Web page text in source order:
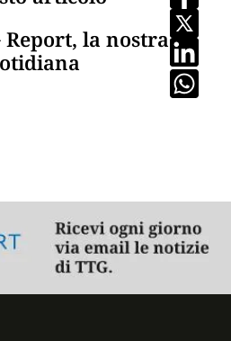
la nostra